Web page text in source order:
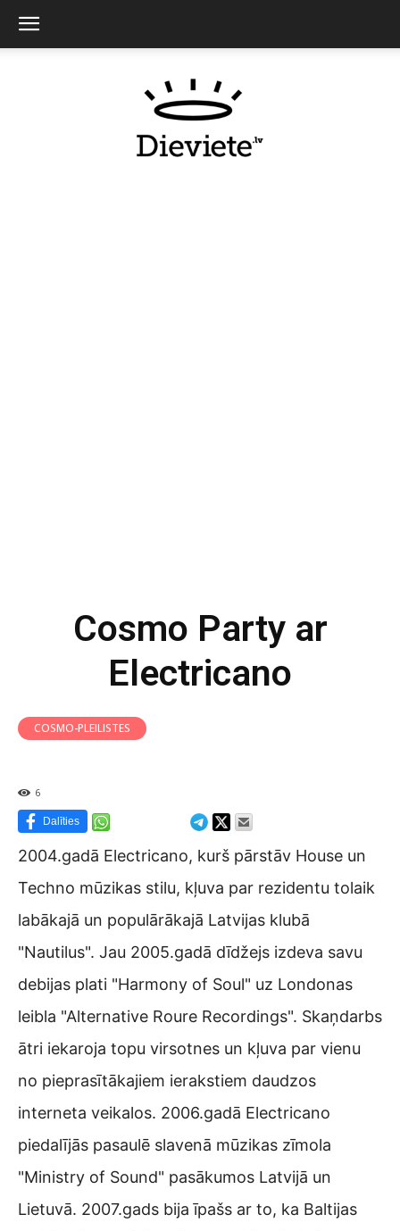
Cosmo Party ar
Electricano
COSMO-PLEILISTES
6
Dalīties
2004.gadā Electricano, kurš pārstāv House un
Techno mūzikas stilu, kļuva par rezidentu tolaik
labākajā un populārākajā Latvijas klubā
"Nautilus". Jau 2005.gadā dīdžejs izdeva savu
debijas plati "Harmony of Soul" uz Londonas
leibla "Alternative Roure Recordings". Skaņdarbs
ātri iekaroja topu virsotnes un kļuva par vienu
no pieprasītākajiem ierakstiem daudzos
interneta veikalos. 2006.gadā Electricano
piedalījās pasaulē slavenā mūzikas zīmola
"Ministry of Sound" pasākumos Latvijā un
Lietuvā. 2007.gads bija īpašs ar to, ka Baltijas